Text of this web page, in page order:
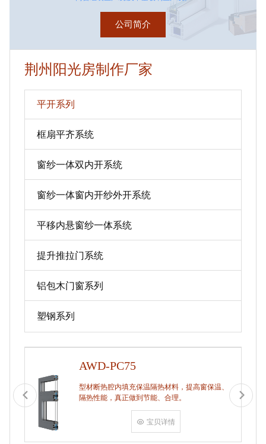
公司简介
荆州阳光房制作厂家
平开系列
框扇平齐系统
窗纱一体双内开系统
窗纱一体窗内开纱外开系统
平移内悬窗纱一体系统
提升推拉门系统
铝包木门窗系列
塑钢系列
AWD-PC75
型材断热腔内填充保温隔热材料，提高窗保温、
隔热性能，真正做到节能、合理。
宝贝详情